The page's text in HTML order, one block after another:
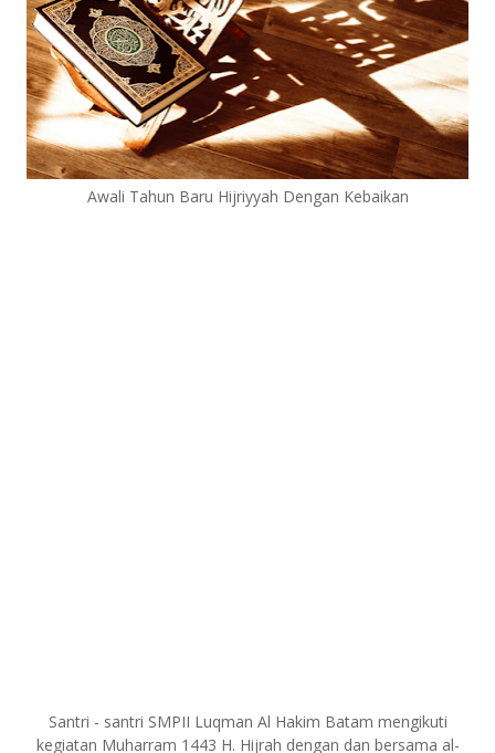
Awali Tahun Baru Hijriyyah Dengan Kebaikan
Santri - santri SMPII Luqman Al Hakim Batam mengikuti
kegiatan Muharram 1443 H. Hijrah dengan dan bersama al-